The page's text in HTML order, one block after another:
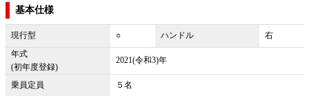
基本仕様
現行型 ○ ハンドル
右
年式
(初年度登録)
2021(令和3)年
乗員定員 ５名